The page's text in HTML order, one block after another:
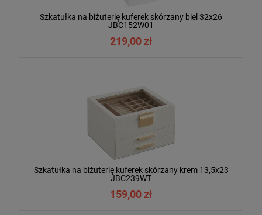
Szkatułka na biżuterię kuferek skórzany biel 32x26
JBC152W01
219,00 zł
Szkatułka na biżuterię kuferek skórzany krem 13,5x23
JBC239WT
159,00 zł